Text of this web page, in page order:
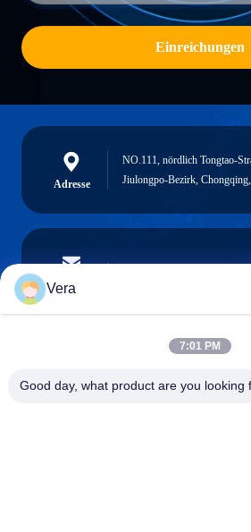
Einreichungen
Adresse
NO.111, nördlich Tongtao-
Jiulongpo-Bezirk,
E-Mail-Adresse
Telefon
Vera
7:01 PM
Good day, what product are you looking